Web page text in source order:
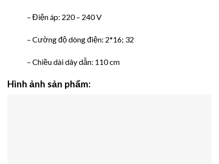
– Điện áp: 220 – 240 V
– Cường độ dòng điện: 2*16; 32
– Chiều dài dây dẫn: 110 cm
Hình ảnh sản phẩm: